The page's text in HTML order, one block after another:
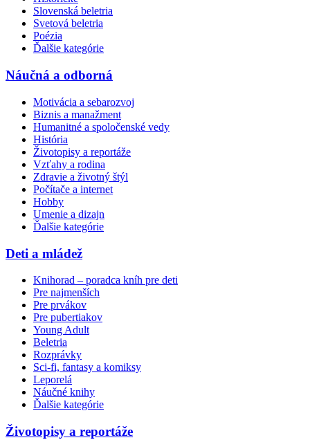
Slovenská beletria
Svetová beletria
Poézia
Ďalšie kategórie
Náučná a odborná
Motivácia a sebarozvoj
Biznis a manažment
Humanitné a spoločenské vedy
História
Životopisy a reportáže
Vzťahy a rodina
Zdravie a životný štýl
Počítače a internet
Hobby
Umenie a dizajn
Ďalšie kategórie
Deti a mládež
Knihorad – poradca kníh pre deti
Pre najmenších
Pre prvákov
Pre pubertiakov
Young Adult
Beletria
Rozprávky
Sci-fi, fantasy a komiksy
Leporelá
Náučné knihy
Ďalšie kategórie
Životopisy a reportáže